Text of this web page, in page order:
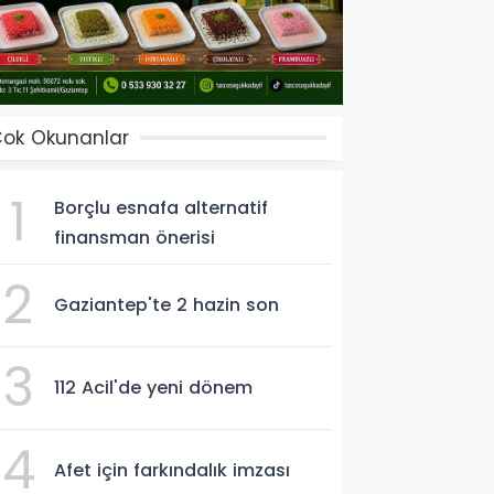
Okunanlar
1
Borçlu esnafa alternatif
finansman önerisi
2 Gaziantep'te 2 hazin son
3 112 Acil'de yeni dönem
4 Afet için farkındalık imzası